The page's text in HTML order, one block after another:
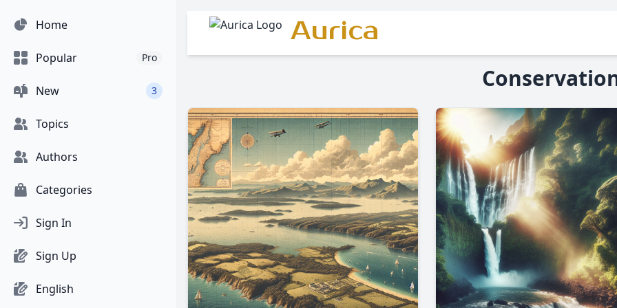
Home
Popular Pro
New 3
Topics
Authors
Categories
Sign In
Sign Up
English
Aurica